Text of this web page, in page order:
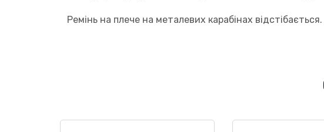
Ремінь на плече на металевих карабінах відстібається.